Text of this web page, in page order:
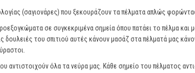
(σαγιονάρες) που ξεκουράζουν τα πέλματα απλώς
σε συγκεκριμένα σημεία όπου πατάει το πέλμα και
δουλειές του σπιτιού αυτές κάνουν μασάζ στα πέλματά μας
αντιστοιχούν όλα τα νεύρα μας. Κάθε σημείο του πέλματος